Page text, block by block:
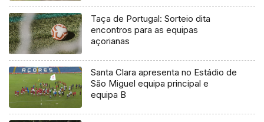
Taça de Portugal: Sorteio dita
encontros para as equipas
açorianas
Santa Clara apresenta no Estádio de
São Miguel equipa principal e
equipa B